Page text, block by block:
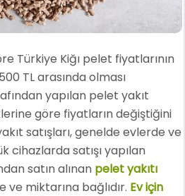
Türkiye Kiğı pelet fiyatlarının
TL arasında olması
yapılan pelet yakıt
göre fiyatların değiştiğini
satışları, genelde evlerde ve
cihazlarda satışı yapılan
satın alınan pelet yakıtı
ve miktarına bağlıdır. Ev için